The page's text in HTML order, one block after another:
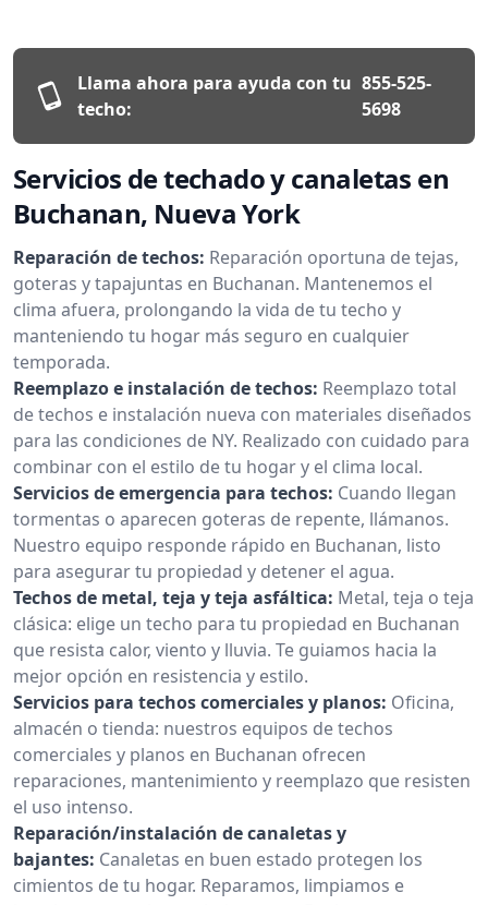
Llama ahora para ayuda con tu
techo:
855-525-
5698
Servicios de techado y canaletas en
Buchanan, Nueva York
Reparación de techos: Reparación oportuna de tejas,
goteras y tapajuntas en Buchanan. Mantenemos el
clima afuera, prolongando la vida de tu techo y
manteniendo tu hogar más seguro en cualquier
temporada.
Reemplazo e instalación de techos: Reemplazo total
de techos e instalación nueva con materiales diseñados
para las condiciones de NY. Realizado con cuidado para
combinar con el estilo de tu hogar y el clima local.
Servicios de emergencia para techos: Cuando llegan
tormentas o aparecen goteras de repente, llámanos.
Nuestro equipo responde rápido en Buchanan, listo
para asegurar tu propiedad y detener el agua.
Techos de metal, teja y teja asfáltica: Metal, teja o teja
clásica: elige un techo para tu propiedad en Buchanan
que resista calor, viento y lluvia. Te guiamos hacia la
mejor opción en resistencia y estilo.
Servicios para techos comerciales y planos: Oficina,
almacén o tienda: nuestros equipos de techos
comerciales y planos en Buchanan ofrecen
reparaciones, mantenimiento y reemplazo que resisten
el uso intenso.
Reparación/instalación de canaletas y
bajantes: Canaletas en buen estado protegen los
cimientos de tu hogar. Reparamos, limpiamos e